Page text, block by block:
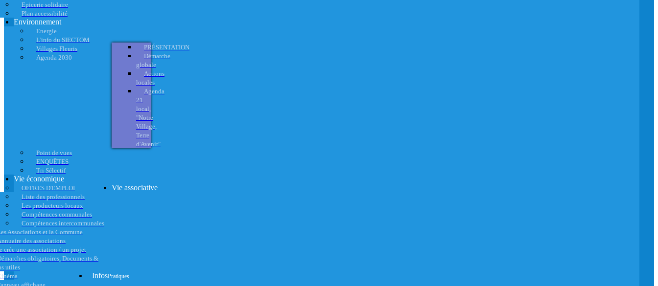
Epicerie solidaire
Plan accessibilité
Environnement
Energie
L'info du SIECTOM
Villages Fleuris
Agenda 2030
PRÉSENTATION
Démarche
globale
Actions
locales
Agenda
21
local,
"Notre
Village,
Terre
d'Avenir"
Point de vues
ENQUÊTES
Tri Sélectif
Vie économique
OFFRES D'EMPLOI
Liste des professionnels
Les producteurs locaux
Compétences communales
Compétences intercommunales
Vie associative
Associations et la Commune
des associations
crée une association / un projet
obligatoires, Documents &
utiles
InfosPratiques